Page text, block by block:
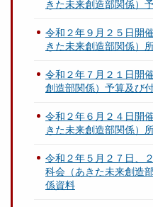
きた未来創造部関係）
令和２年９月２５日開
きた未来創造部関係）
令和２年７月２１日開
創造部関係）予算及び
令和２年６月２４日開
きた未来創造部関係）
令和２年５月２７日、
科会（あきた未来創造
係資料